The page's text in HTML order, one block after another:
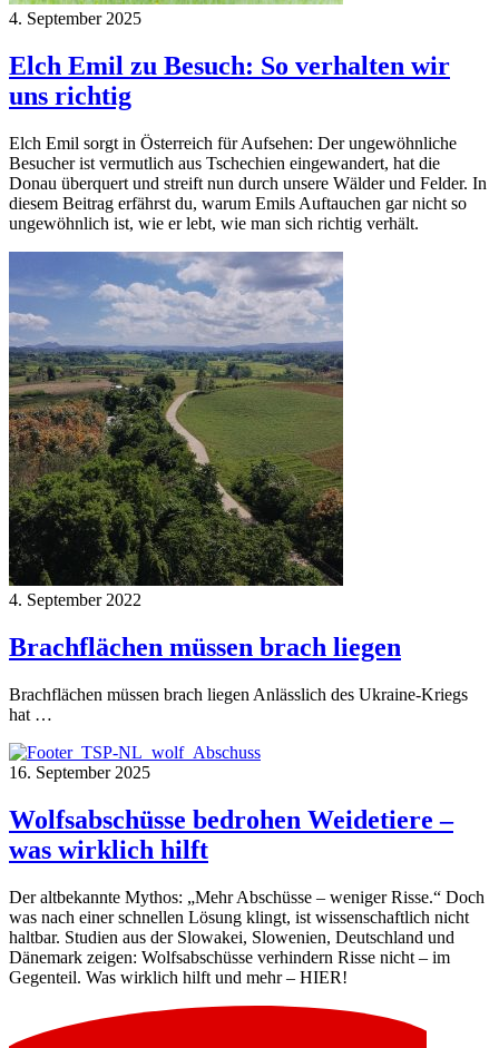
4. September 2025
Elch Emil zu Besuch: So verhalten wir
uns richtig
Elch Emil sorgt in Österreich für Aufsehen: Der ungewöhnliche
Besucher ist vermutlich aus Tschechien eingewandert, hat die
Donau überquert und streift nun durch unsere Wälder und Felder. In
diesem Beitrag erfährst du, warum Emils Auftauchen gar nicht so
ungewöhnlich ist, wie er lebt, wie man sich richtig verhält.
4. September 2022
Brachflächen müssen brach liegen
Brachflächen müssen brach liegen Anlässlich des Ukraine-Kriegs
hat …
16. September 2025
Wolfsabschüsse bedrohen Weidetiere –
was wirklich hilft
Der altbekannte Mythos: „Mehr Abschüsse – weniger Risse.“ Doch
was nach einer schnellen Lösung klingt, ist wissenschaftlich nicht
haltbar. Studien aus der Slowakei, Slowenien, Deutschland und
Dänemark zeigen: Wolfsabschüsse verhindern Risse nicht – im
Gegenteil. Was wirklich hilft und mehr – HIER!